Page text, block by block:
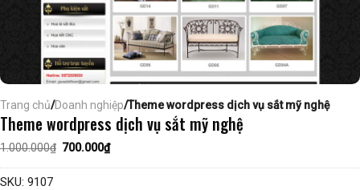
Trang chủ/Doanh nghiệp/Theme wordpress dịch vụ sắt mỹ nghệ
Theme wordpress dịch vụ sắt mỹ nghệ
1.000.000₫ Giá
là:
700.000₫Giá
hiện
tại
SKU: 9107